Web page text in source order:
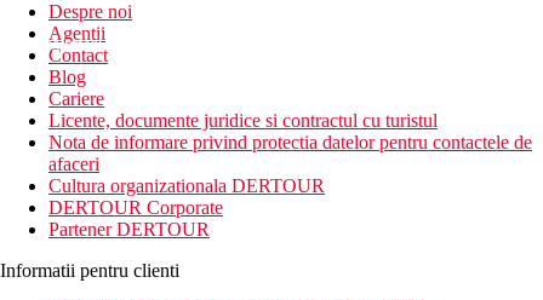
newsletter!
Despre noi
Agentii
Contact
Blog
Cariere
Licente, documente juridice si contractul cu turistul
Nota de informare privind protectia datelor pentru contactele de
afaceri
Cultura organizationala DERTOUR
DERTOUR Corporate
Partener DERTOUR
Informatii pentru clienti